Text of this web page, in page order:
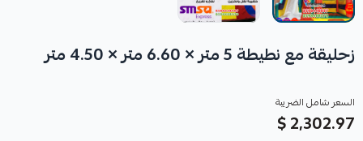
زحليقة مع نطيطة 5 متر × 6.60 متر × 4.50 متر
السعر شامل الضريبة
2,302.97 $